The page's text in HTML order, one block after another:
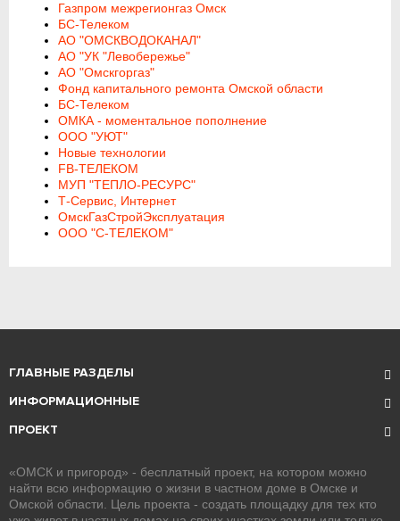
Газпром межрегионгаз Омск
БС-Телеком
АО "ОМСКВОДОКАНАЛ"
АО "УК "Левобережье"
АО "Омскгоргаз"
Фонд капитального ремонта Омской области
БС-Телеком
ОМКА - моментальное пополнение
ООО "УЮТ"
Новые технологии
FB-ТЕЛЕКОМ
МУП "ТЕПЛО-РЕСУРС"
Т-Сервис, Интернет
ОмскГазСтройЭксплуатация
ООО "С-ТЕЛЕКОМ"
ГЛАВНЫЕ РАЗДЕЛЫ
ИНФОРМАЦИОННЫЕ
ПРОЕКТ
«ОМСК и пригород» - бесплатный проект, на котором можно
найти всю информацию о жизни в частном доме в Омске и
Омской области. Цель проекта - создать площадку для тех кто